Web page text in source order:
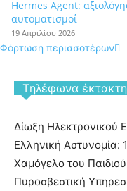
Hermes Agent:
αυτοματισμοί
19 Απριλίου 2026
Φόρτωση περισσοτέρων
Tηλέφωνα
Δίωξη Ηλεκτρονικού
Ελληνική Αστυνομία:
Χαμόγελο του
Πυροσβεστική